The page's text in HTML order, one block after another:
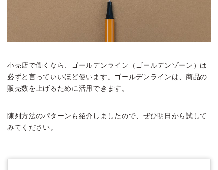
小売店で働くなら、ゴールデンライン（ゴールデンゾーン）は
必ずと言っていいほど使います。ゴールデンラインは、商品の
販売数を上げるために活用できます。
陳列方法のパターンも紹介しましたので、ぜひ明日から試して
みてください。